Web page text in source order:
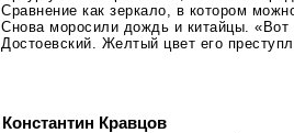
Сравнение как зеркало, в котором
Снова моросили дождь и китайцы. «Вот
Достоевский. Желтый цвет его
Константин Кравцов